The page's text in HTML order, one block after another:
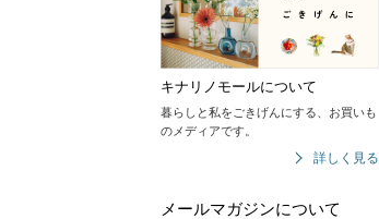
キナリノモールについて
暮らしと私をごきげんにする、お買いも
のメディアです。
詳しく見る
メールマガジンについて